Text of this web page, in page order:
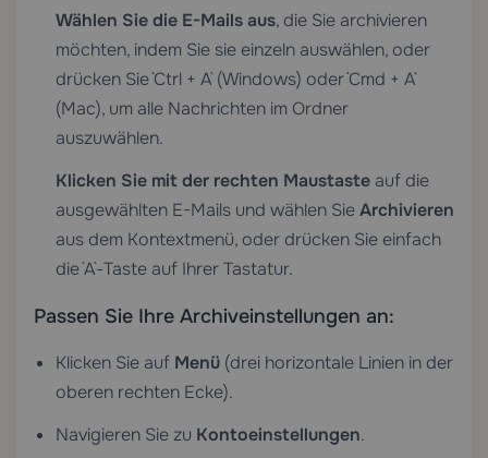
Wählen Sie die E-Mails aus, die Sie archivieren
möchten, indem Sie sie einzeln auswählen, oder
drücken Sie `Ctrl + A` (Windows) oder `Cmd + A`
(Mac), um alle Nachrichten im Ordner
auszuwählen.
Klicken Sie mit der rechten Maustaste auf die
ausgewählten E-Mails und wählen SieArchivieren
aus dem Kontextmenü, oder drücken Sie einfach
die `A`-Taste auf Ihrer Tastatur.
Passen Sie Ihre Archiveinstellungen an:
Klicken Sie auf Menü (drei horizontale Linien in der
oberen rechten Ecke).
Navigieren Sie zu Kontoeinstellungen.